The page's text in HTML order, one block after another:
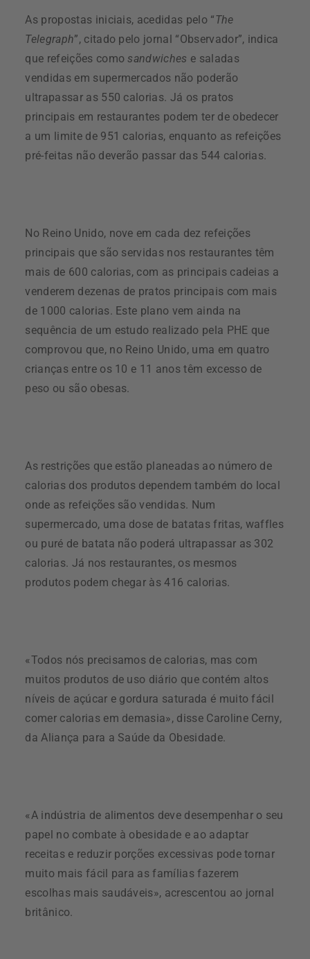
As propostas iniciais, acedidas pelo “The
Telegraph”, citado pelo jornal “Observador”, indica
que refeições comosandwiches e saladas
vendidas em supermercados não poderão
ultrapassar as 550 calorias. Já os pratos
principais em restaurantes podem ter de obedecer
a um limite de 951 calorias, enquanto as refeições
pré-feitas não deverão passar das 544 calorias.
No Reino Unido, nove em cada dez refeições
principais que são servidas nos restaurantes têm
mais de 600 calorias, com as principais cadeias a
venderem dezenas de pratos principais com mais
de 1000 calorias. Este plano vem ainda na
sequência de um estudo realizado pela PHE que
comprovou que, no Reino Unido, uma em quatro
crianças entre os 10 e 11 anos têm excesso de
peso ou são obesas.
As restrições que estão planeadas ao número de
calorias dos produtos dependem também do local
onde as refeições são vendidas. Num
supermercado, uma dose de batatas fritas, waffles
ou puré de batata não poderá ultrapassar as 302
calorias. Já nos restaurantes, os mesmos
produtos podem chegar às 416 calorias.
«Todos nós precisamos de calorias, mas com
muitos produtos de uso diário que contém altos
níveis de açúcar e gordura saturada é muito fácil
comer calorias em demasia», disse Caroline Cerny,
da Aliança para a Saúde da Obesidade.
«A indústria de alimentos deve desempenhar o seu
papel no combate à obesidade e ao adaptar
receitas e reduzir porções excessivas pode tornar
muito mais fácil para as famílias fazerem
escolhas mais saudáveis», acrescentou ao jornal
britânico.